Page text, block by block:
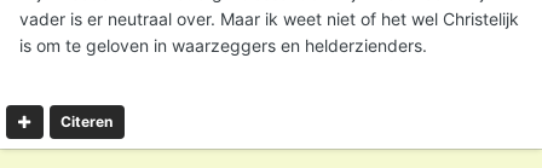
vader is er neutraal over. Maar ik weet niet of het wel Christelijk
is om te geloven in waarzeggers en helderzienders.
Citeren